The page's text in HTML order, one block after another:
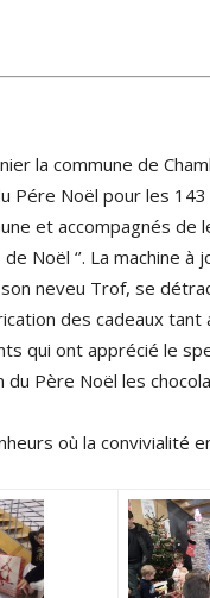
la commune de
Pére Noël pour les
et accompagnés
de Noël ‘’. La
neveu Trof, se
des cadeaux
qui ont apprécié le
Père Noël les
où la convivialité